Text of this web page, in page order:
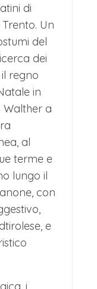
e bellezza.
ceramica
DI
per
il
e spirituale
tradizione
di
Un
del
dei
regno
in
Walther a
al
terme e
lungo il
con
e
i